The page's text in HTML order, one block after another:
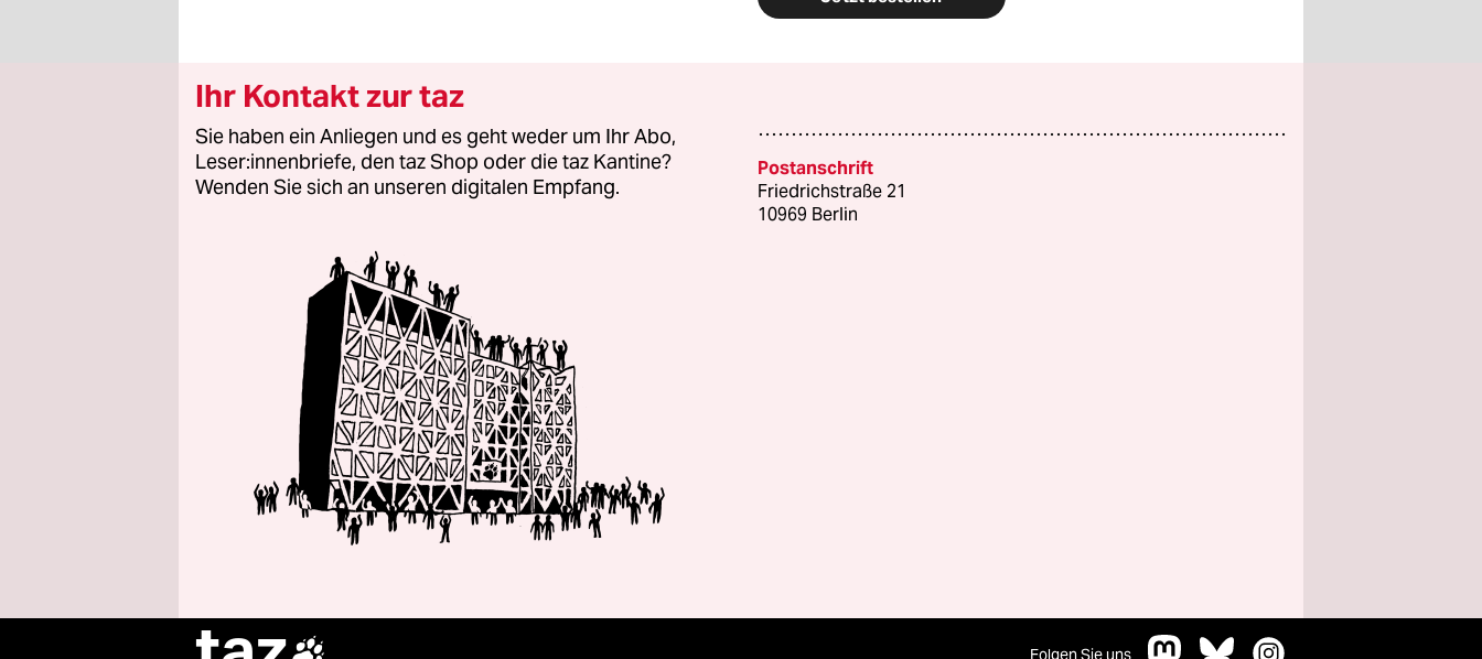
Ihr Kontakt zur taz
Sie haben ein Anliegen und es geht weder um Ihr Abo,
Leser:innenbriefe, den taz Shop oder die taz Kantine?
Wenden Sie sich an unseren digitalen Empfang.
Postanschrift
Friedrichstraße 21
10969 Berlin
Folgen Sie uns